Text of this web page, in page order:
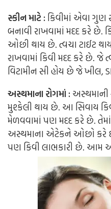
સ્કીન માટે :કિવીમાં એવા
બનાવી રાખવામાં મદદ કરે છે.
ઓછી થાય છે. ત્વચા ટાઈટ
રાખવામાં કિવી મદદ કરે છે. જે
વિટામીન સી હોય છે જે ખીલ,
અસ્થમાના રોગમાં :અસ્થમાની
મુશ્કેલી થાય છે. આ સિવાય
મેળવવામાં પણ મદદ કરે છે.
અસ્થમાના એટેકને ઓછો કરે
પણ કિવી લાભકારી છે. આમ